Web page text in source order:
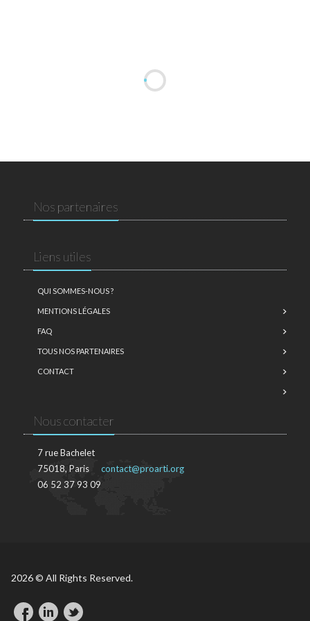
Nos partenaires
Liens utiles
QUI SOMMES-NOUS ?
MENTIONS LÉGALES
FAQ
TOUS NOS PARTENAIRES
CONTACT
Nous contacter
7 rue Bachelet
75018, Paris
06 52 37 93 09
contact@proarti.org
2026 © All Rights Reserved.